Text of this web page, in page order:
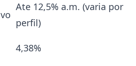
Ate 12,5% a.m. (varia por
perfil)
4,38%